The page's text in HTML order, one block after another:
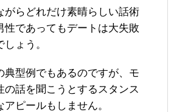
がらどれだけ素晴らしい話術
性であってもデートは大失敗
ょう。
典型例でもあるのですが、モ
の話を聞こうとするスタンス
ピールもしません。